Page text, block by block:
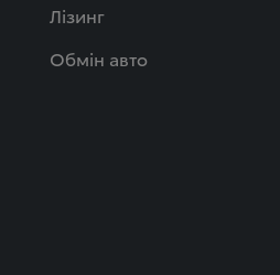
Лізинг
Обмін авто